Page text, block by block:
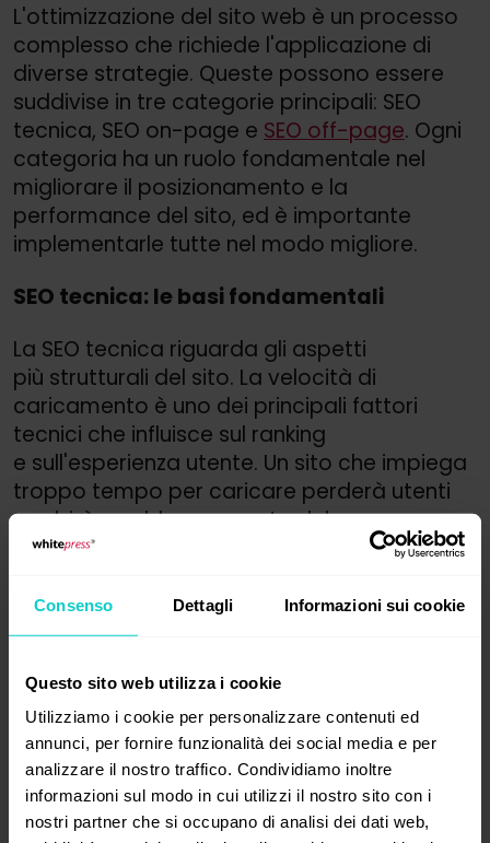
Consenso Dettagli Informazioni sui cookie
Questo sito web utilizza i cookie
Utilizziamo i cookie per personalizzare contenuti ed
annunci, per fornire funzionalità dei social media e per
analizzare il nostro traffico. Condividiamo inoltre
informazioni sul modo in cui utilizzi il nostro sito con i
nostri partner che si occupano di analisi dei dati web,
L'ottimizzazione del sito web è un processo
complesso che richiede l'applicazione di
diverse strategie. Queste possono essere
suddivise in tre categorie principali: SEO
tecnica, SEO on-page e SEO off-page. Ogni
categoria ha un ruolo fondamentale nel
migliorare il posizionamento e la
performance del sito, ed è importante
implementarle tutte nel modo migliore.
SEO tecnica: le basi fondamentali
La SEO tecnica riguarda gli aspetti
più strutturali del sito. La velocità di
caricamento è uno dei principali fattori
tecnici che influisce sul ranking
e sull'esperienza utente. Un sito che impiega
troppo tempo per caricare perderà utenti
e subirà un abbassamento del
posizionamento sui motori di ricerca. Per
strumenti come Google PageSpeed Insights
per identificare e risolvere problemi come
immagini troppo grandi o tempi di risposta
del server troppo lunghi.
Inoltre, è importante garantire che il sito sia
mobile-friendly. Con l'introduzione
dell'indicizzazione mobile-first da parte di